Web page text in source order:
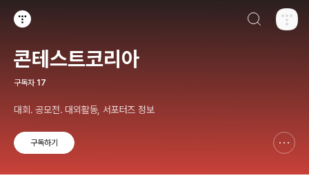
콘테스트코리아
구독자 17
대회. 공모전. 대외활동, 서포터즈 정보
구독하기